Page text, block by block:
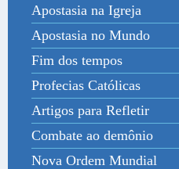
Apostasia na Igreja
Apostasia no Mundo
Fim dos tempos
Profecias Católicas
Artigos para Refletir
Combate ao demônio
Nova Ordem Mundial